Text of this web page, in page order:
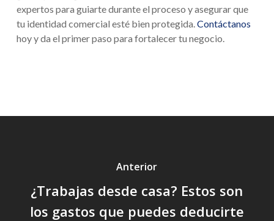
expertos para guiarte durante el proceso y asegurar que
tu identidad comercial esté bien protegida.Contáctanos
hoy y da el primer paso para fortalecer tu negocio.
Anterior
¿Trabajas desde casa? Estos son
los gastos que puedes deducirte